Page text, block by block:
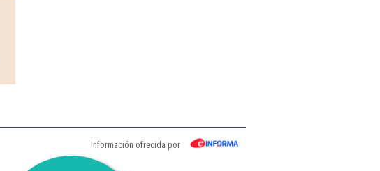
Información ofrecida por